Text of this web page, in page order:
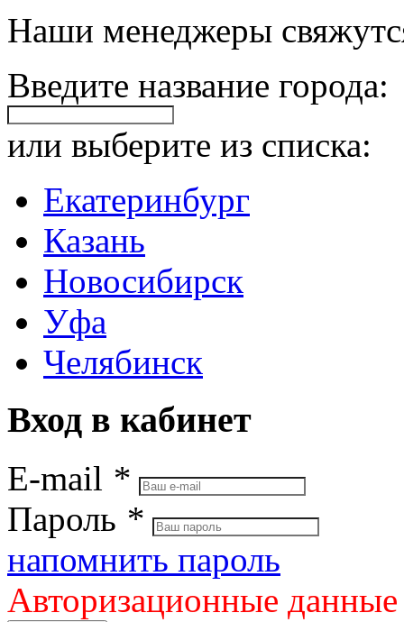
Наши менеджеры
Введите название города:
или выберите из списка:
Екатеринбург
Казань
Новосибирск
Уфа
Челябинск
Вход в кабинет
E-mail *
Пароль *
напомнить пароль
Авторизационные